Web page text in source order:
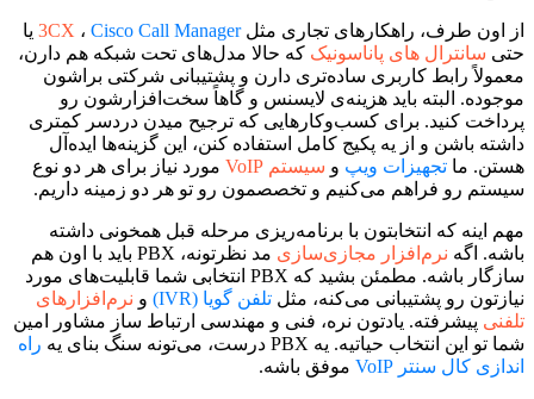
از اون طرف، راهکارهای تجاری مثل 3CX ، Cisco Call Manager
یا
حتی سانترال های پاناسونیک که حالا مدل‌های تحت شبکه هم دارن،
معمولاً رابط کاربری ساده‌تری دارن و پشتیبانی شرکتی براشون
موجوده. البته باید هزینه‌ی لایسنس و گاهاً سخت‌افزارشون رو
پرداخت کنید. برای کسب‌وکارهایی که ترجیح میدن دردسر کمتری
داشته باشن و از یه پکیج کامل استفاده کنن، این گزینه‌ها ایده‌آل
هستن. ما تجهیزات ویپ و سیستم VoIP
مورد نیاز برای هر دو نوع
سیستم رو فراهم می‌کنیم و تخصصمون رو تو هر دو زمینه داریم.
مهم اینه که انتخابتون با برنامه‌ریزی مرحله قبل همخونی داشته
باشه. اگه نرم‌افزار مجازی‌سازی
مد نظرتونه، PBX باید با اون هم
سازگار باشه. مطمئن بشید که PBX انتخابی شما قابلیت‌های مورد
نیازتون رو پشتیبانی می‌کنه، مثل تلفن گویا (IVR) و نرم‌افزارهای
تلفنی پیشرفته. یادتون نره، فنی و مهندسی ارتباط ساز مشاور امین
شما تو این انتخاب حیاتیه. یه PBX درست، می‌تونه سنگ بنای یه
راه
اندازی کال سنتر VoIP
موفق باشه.